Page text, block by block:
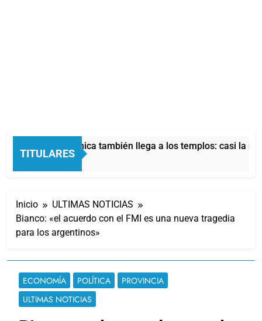
TITULARES
La crisis económica también llega a los templos: casi la
4 Horas Atrás
Inicio
ULTIMAS NOTICIAS
Bianco: «el acuerdo con el FMI es una nueva tragedia
para los argentinos»
ECONOMÍA POLÍTICA
PROVINCIA
ULTIMAS NOTICIAS